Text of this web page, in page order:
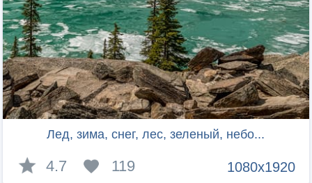
Лед, зима, снег, лес, зеленый, небо...
1080x1920
4.7 119